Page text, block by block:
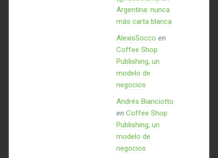
Argentina: nunca
más carta blanca
AlexisSocco en
Coffee Shop
Publishing, un
modelo de
negocios
Andrés Bianciotto
en Coffee Shop
Publishing, un
modelo de
negocios